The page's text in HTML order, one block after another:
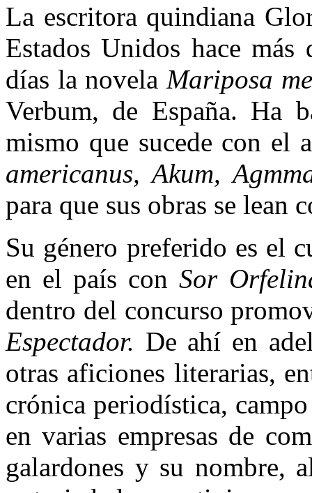
La escritora quindiana
Estados Unidos hace
días la novela Mariposa
Verbum, de España. Ha
mismo que sucede con el
americanus, Akum,
para que sus obras se lean
Su género preferido es el
en el país conSor
dentro del concurso
Espectador. De ahí en
otras aficiones literarias,
crónica periodística,
en varias empresas de
galardones y su nombre,